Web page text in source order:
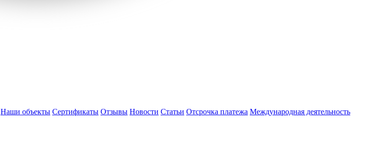
Наши объекты Сертификаты Отзывы Новости Статьи Отсрочка платежа Международная деятельность